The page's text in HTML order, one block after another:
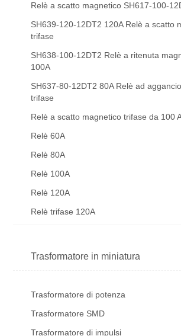
Relè a scatto magnetico SH617-100-
SH639-120-12DT2 120A Relè a scatto
trifase
SH638-100-12DT2 Relè a ritenuta
100A
SH637-80-12DT2 80A Relè ad
trifase
Relè a scatto magnetico trifase da 100
Relè 60A
Relè 80A
Relè 100A
Relè 120A
Relè trifase 120A
Trasformatore in miniatura
Trasformatore di potenza
Trasformatore SMD
Trasformatore di impulsi